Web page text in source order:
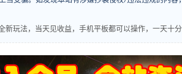
新玩法，当天见收益，手机平板都可以操作，一天十分